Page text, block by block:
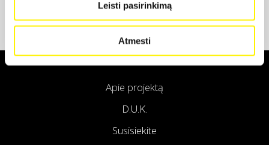
Leisti pasirinkimą
Atmesti
Apie projektą
D.U.K.
Susisiekite